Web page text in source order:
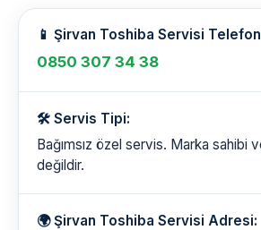
📱 Şirvan Toshiba Servisi
0850 307 34 38
🛠️ Servis Tipi:
Bağımsız özel servis. Marka sahibi
değildir.
🌍 Şirvan Toshiba Servisi Adresi: